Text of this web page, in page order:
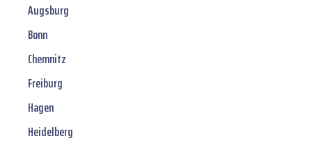
Augsburg
Bonn
Chemnitz
Freiburg
Hagen
Heidelberg